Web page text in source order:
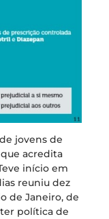
jovens de
acredita
início em
reuniu dez
de Janeiro, de
política de